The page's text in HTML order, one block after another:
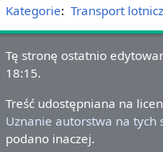
Kategorie: Transport
Tę stronę ostatnio
18:15.
Treść udostępniana na
Uznanie autorstwa na tych
podano inaczej.